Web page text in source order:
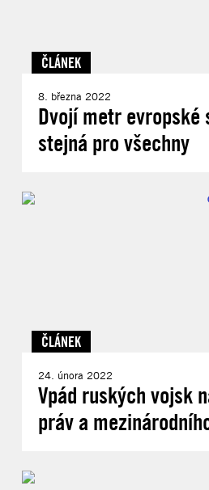
ČLÁNEK
8. března 2022
Dvojí metr
stejná pro všechny
ČLÁNEK
24. února 2022
Vpád ruských vojsk
práv a